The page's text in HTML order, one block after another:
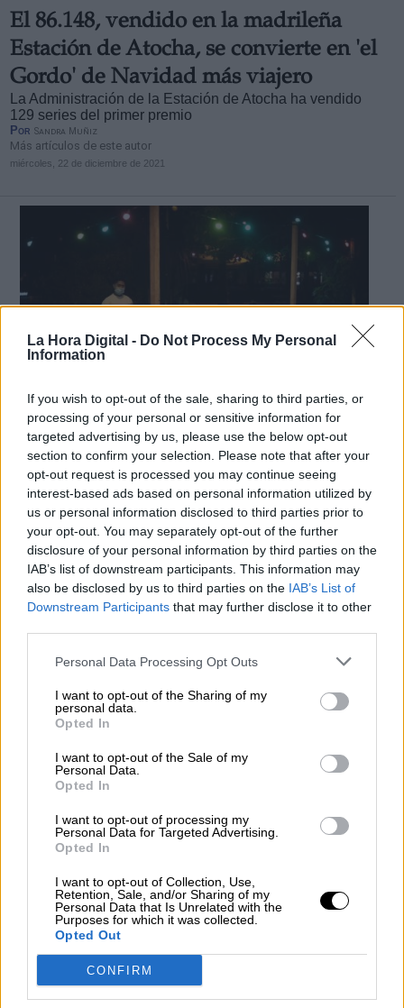
La Hora Digital - Do Not Process My Personal
Information
If you wish to opt-out of the sale, sharing to third parties, or
processing of your personal or sensitive information for
targeted advertising by us, please use the below opt-out
section to confirm your selection. Please note that after your
opt-out request is processed you may continue seeing
interest-based ads based on personal information utilized by
us or personal information disclosed to third parties prior to
your opt-out. You may separately opt-out of the further
disclosure of your personal information by third parties on the
IAB’s list of downstream participants. This information may
also be disclosed by us to third parties on the IAB’s List of
Downstream Participants that may further disclose it to other
Personal Data Processing Opt Outs
I want to opt-out of the Sharing of my
personal data.
Opted In
I want to opt-out of the Sale of my
Personal Data.
Opted In
I want to opt-out of processing my
Personal Data for Targeted Advertising.
Opted In
I want to opt-out of Collection, Use,
Retention, Sale, and/or Sharing of my
Personal Data that Is Unrelated with the
Purposes for which it was collected.
Opted Out
CONFIRM
El 86.148, vendido en la madrileña
Estación de Atocha, se convierte en 'el
Gordo' de Navidad más viajero
La Administración de la Estación de Atocha ha vendido
129 series del primer premio
Por Sandra Muñiz
Más artículos de este autor
miércoles, 22 de diciembre de 2021
Varias personas en la terraza de un bar, frente a la playa de la Barceloneta, a 4
de agosto de 2021. Foto: Europa Press
El toque de queda y la limitación de
las reuniones en Cataluña enfrentan a
la Fiscalía y a la Generalitat
La Fiscalía considera que estas medidas tan restrictivas
no están debidamente justificadas por el Govern y pide al
TSJC que las rechace
PorSandra Muñiz
Esta Navidad hay menos pruebas de
detección y por tanto menor número
de contagios detectados